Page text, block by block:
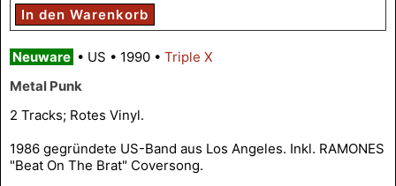
In den Warenkorb
Neuware • US • 1990 • Triple X
Metal Punk
2 Tracks; Rotes Vinyl.
1986 gegründete US-Band aus Los Angeles. Inkl. RAMONES
"Beat On The Brat" Coversong.